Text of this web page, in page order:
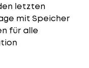
letzten
mit Speicher
für alle